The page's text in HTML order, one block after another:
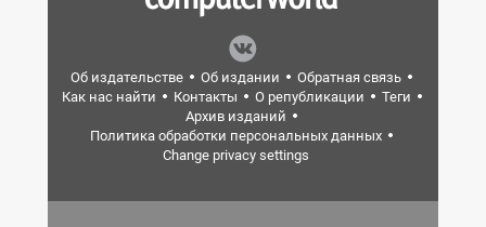
Об издательстве Об издании
Обратная связь
Как нас найти
Контакты О републикации
Теги
Архив изданий
Политика обработки персональных данных
Change privacy settings